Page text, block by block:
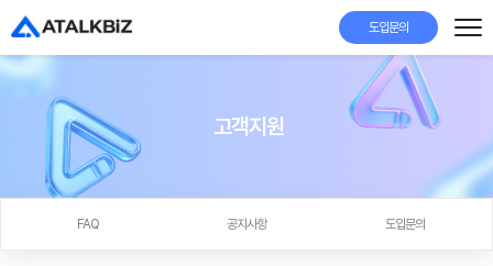
도입문의
고객지원
FAQ 공지사항 도입문의